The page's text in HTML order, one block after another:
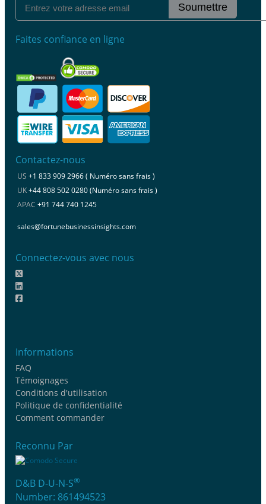
Soumettre
Faites confiance en ligne
Contactez-nous
US +1 833 909 2966 ( Numéro sans frais )
UK+44 808 502 0280 (Numéro sans frais )
APAC +91 744 740 1245
sales@fortunebusinessinsights.com
Connectez-vous avec nous
Informations
FAQ
Témoignages
Conditions d'utilisation
Politique de confidentialité
Comment commander
Reconnu Par
D&B D-U-N-S®
Number: 861494523